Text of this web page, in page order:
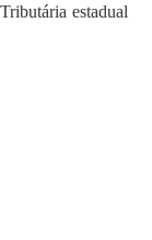
estadual